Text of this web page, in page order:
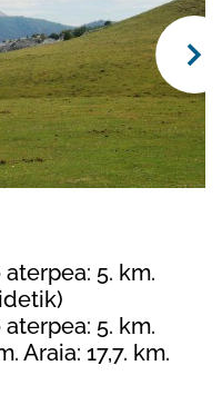
5. km.
5. km.
Araia: 17,7. km.